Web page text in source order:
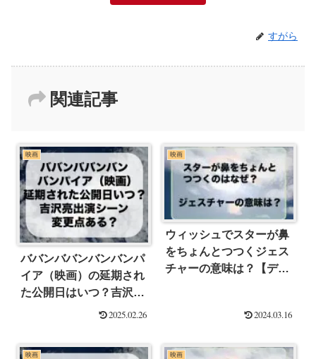
すがら
関連記事
映画
ババンババンバンバンパ
イア（映画）の延期され
た公開日はいつ？吉沢亮
の変更点ある？
2025.02.26
映画
ウィッシュでスターが鼻
をちょんとつつくジェス
チャーの意味は？【ディ
2024.03.16
映画 映画